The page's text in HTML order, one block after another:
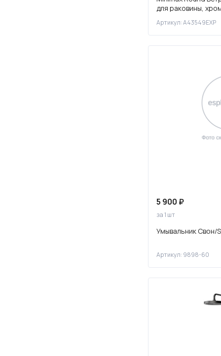
для раковины,
Артикул: A43549EXP
5 900 ₽
за 1 шт
Умывальник Свон/
Артикул: 9898-60